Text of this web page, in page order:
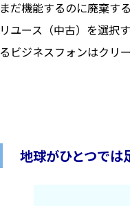
まだ機能するのに廃棄す
リユース（中古）を選択
るビジネスフォンはクリ
地球がひとつでは